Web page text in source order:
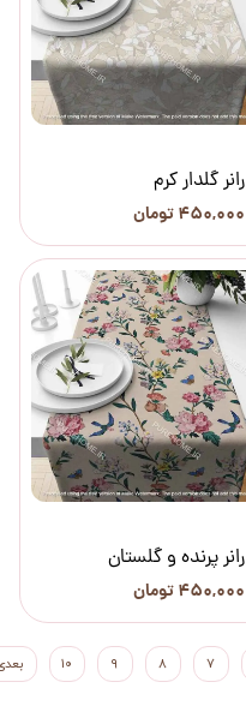
رانر گلدار کرم
۴۵۰,۰۰۰ تومان
رانر پرنده و گلستان
۴۵۰,۰۰۰ تومان
۷ ۸ ۹ ۱۰